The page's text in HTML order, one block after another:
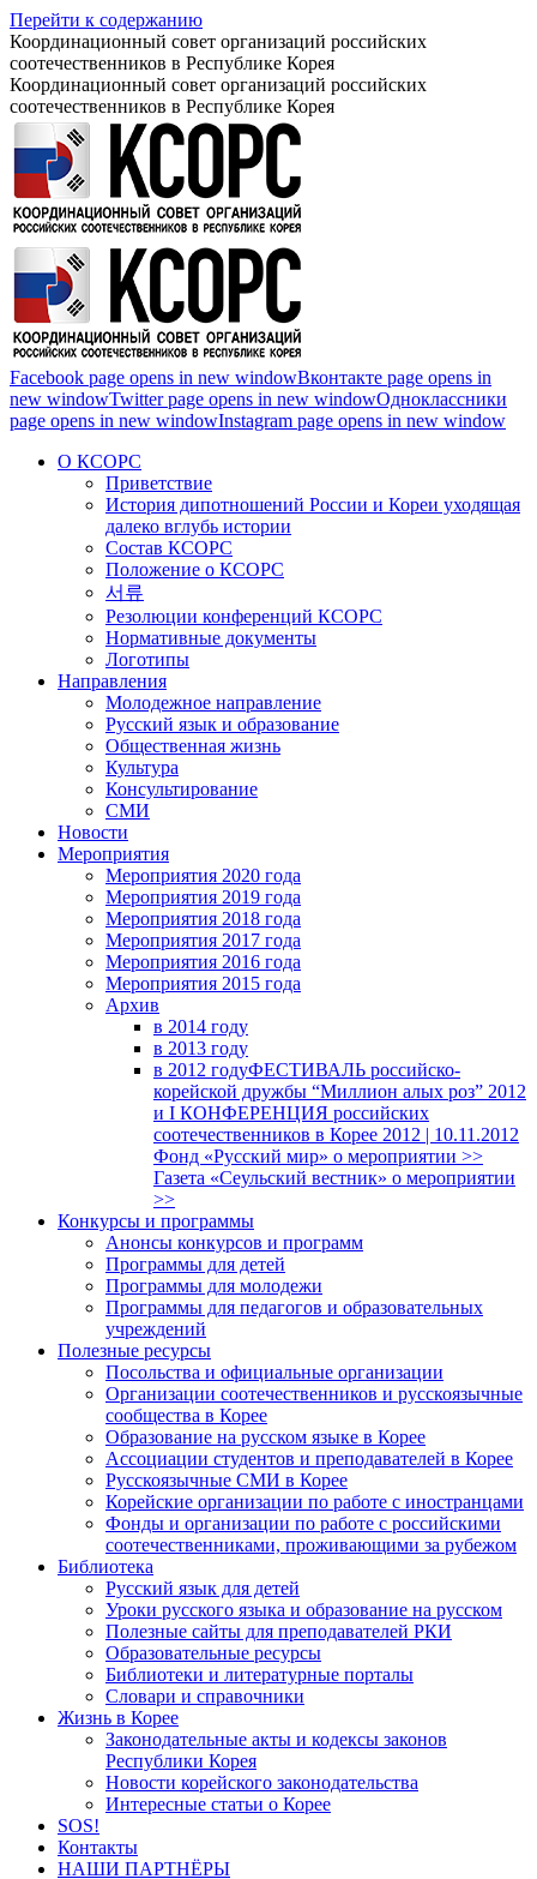
Перейти к содержанию
Координационный совет организаций российских
соотечественников в Республике Корея
Координационный совет организаций российских
соотечественников в Республике Корея
Facebook page opens in new windowВконтакте page opens in
new windowTwitter page opens in new windowОдноклассники
page opens in new windowInstagram page opens in new window
О КСОРС
Приветствие
История дипотношений России и Кореи уходящая
далеко вглубь истории
Состав КСОРС
Положение о КСОРС
서류
Резолюции конференций КСОРС
Нормативные документы
Логотипы
Направления
Молодежное направление
Русский язык и образование
Общественная жизнь
Культура
Консультирование
СМИ
Новости
Мероприятия
Мероприятия 2020 года
Мероприятия 2019 года
Мероприятия 2018 годa
Мероприятия 2017 года
Мероприятия 2016 года
Мероприятия 2015 года
Архив
в 2014 году
в 2013 году
в 2012 годуФЕСТИВАЛЬ российско-
корейской дружбы “Миллион алых роз” 2012
и I КОНФЕРЕНЦИЯ российских
соотечественников в Корее 2012 | 10.11.2012
Фонд «Русский мир» о мероприятии >>
Газета «Сеульский вестник» о мероприятии
>>
Конкурсы и программы
Анонсы конкурсов и программ
Программы для детей
Программы для молодежи
Программы для педагогов и образовательных
учреждений
Полезные ресурсы
Посольства и официальные организации
Организации соотечественников и русскоязычные
сообщества в Корее
Образование на русском языке в Корее
Ассоциации студентов и преподавателей в Корее
Русскоязычные СМИ в Корее
Корейские организации по работе с иностранцами
Фонды и организации по работе с российскими
соотечественниками, проживающими за рубежом
Библиотека
Русский язык для детей
Уроки русского языка и образование на русском
Полезные сайты для преподавателей РКИ
Образовательные ресурсы
Библиотеки и литературные порталы
Словари и справочники
Жизнь в Корее
Законодательные акты и кодексы законов
Республики Корея
Новости корейского законодательства
Интересные статьи о Корее
SOS!
Контакты
НАШИ ПАРТНЁРЫ